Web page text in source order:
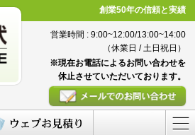
創業50年の信頼と実績
営業時間 : 9:00~12:00/13:00~14:00
（休業日 / 土日祝日）
※現在お電話によるお問い合わせを
休止させていただいております。